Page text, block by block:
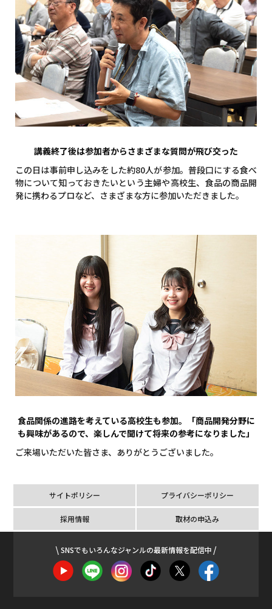
講義終了後は参加者からさまざまな質問が飛び交った
この日は事前申し込みをした約80人が参加。普段口にする食べ
物について知っておきたいという主婦や高校生、食品の商品開
発に携わるプロなど、さまざまな方に参加いただきました。
食品関係の進路を考えている高校生も参加。「商品開発分野に
も興味があるので、楽しんで聞けて将来の参考になりました」
ご来場いただいた皆さま、ありがとうございました。
サイトポリシー プライバシーポリシー
採用情報 取材の申込み
SNSでもいろんなジャンルの最新情報を配信中